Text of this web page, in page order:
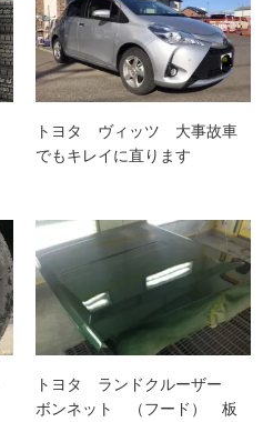
トヨタ ヴィッツ 大事故車
でもキレイに直ります
トヨタ ランドクルーザー
ボンネット （フード） 板